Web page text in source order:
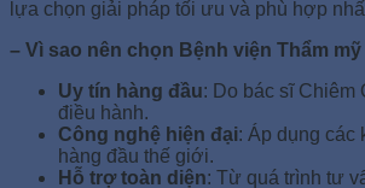
lựa chọn giải pháp tối ưu và phù hợp
– Vì sao nên chọn Bệnh viện Thẩm mỹ
Uy tín hàng đầu: Do bác sĩ Chiêm
điều hành.
Công nghệ hiện đại: Áp dụng các
hàng đầu thế giới.
Hỗ trợ toàn diện: Từ quá trình tư